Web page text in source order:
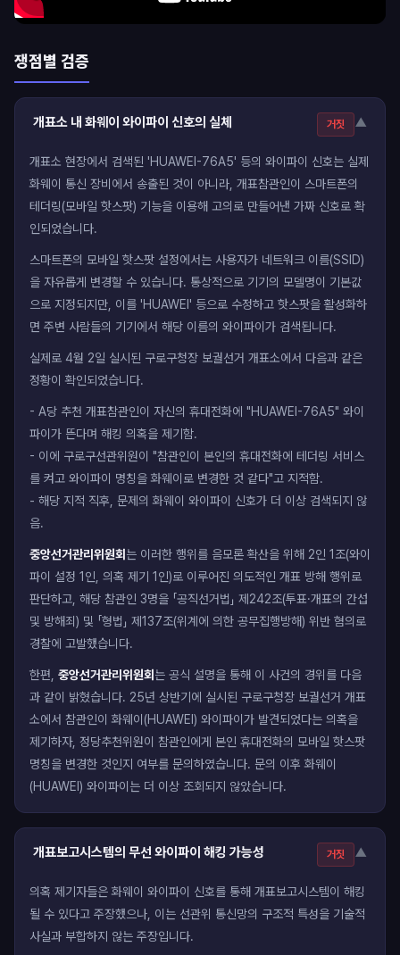
쟁점별 검증
개표소 내 화웨이 와이파이 신호의 실체 거짓 ▼
개표소 현장에서 검색된 'HUAWEI-76A5' 등의 와이파이 신호는 실제
화웨이 통신 장비에서 송출된 것이 아니라, 개표참관인이 스마트폰의
테더링(모바일 핫스팟) 기능을 이용해 고의로 만들어낸 가짜 신호로 확
인되었습니다.
스마트폰의 모바일 핫스팟 설정에서는 사용자가 네트워크 이름(SSID)
을 자유롭게 변경할 수 있습니다. 통상적으로 기기의 모델명이 기본값
으로 지정되지만, 이를 'HUAWEI' 등으로 수정하고 핫스팟을 활성화하
면 주변 사람들의 기기에서 해당 이름의 와이파이가 검색됩니다.
실제로 4월 2일 실시된 구로구청장 보궐선거 개표소에서 다음과 같은
정황이 확인되었습니다.
- A당 추천 개표참관인이 자신의 휴대전화에 "HUAWEI-76A5" 와이
파이가 뜬다며 해킹 의혹을 제기함.
- 이에 구로구선관위원이 "참관인이 본인의 휴대전화에 테더링 서비스
를 켜고 와이파이 명칭을 화웨이로 변경한 것 같다"고 지적함.
- 해당 지적 직후, 문제의 화웨이 와이파이 신호가 더 이상 검색되지 않
음.
중앙선거관리위원회 는 이러한 행위를 음모론 확산을 위해 2인 1조(와이
파이 설정 1인, 의혹 제기 1인)로 이루어진 의도적인 개표 방해 행위로
판단하고, 해당 참관인 3명을 「공직선거법」 제242조(투표·개표의 간섭
및 방해죄) 및 「형법」 제137조(위계에 의한 공무집행방해) 위반 혐의로
경찰에 고발했습니다.
한편, 중앙선거관리위원회 는 공식 설명을 통해 이 사건의 경위를 다음
과 같이 밝혔습니다. 25년 상반기에 실시된 구로구청장 보궐선거 개표
소에서 참관인이 화웨이(HUAWEI) 와이파이가 발견되었다는 의혹을
제기하자, 정당추천위원이 참관인에게 본인 휴대전화의 모바일 핫스팟
명칭을 변경한 것인지 여부를 문의하였습니다. 문의 이후 화웨이
(HUAWEI) 와이파이는 더 이상 조회되지 않았습니다.
개표보고시스템의 무선 와이파이 해킹 가능성 거짓 ▼
의혹 제기자들은 화웨이 와이파이 신호를 통해 개표보고시스템이 해킹
될 수 있다고 주장했으나, 이는 선관위 통신망의 구조적 특성을 기술적
사실과 부합하지 않는 주장입니다.